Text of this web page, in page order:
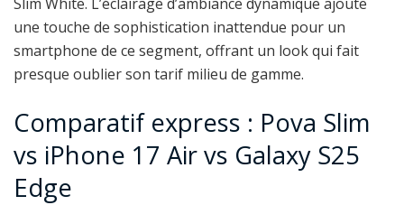
une touche de sophistication inattendue pour un
smartphone de ce segment, offrant un look qui fait
presque oublier son tarif milieu de gamme.
Comparatif express : Pova Slim
vs iPhone 17 Air vs Galaxy S25
Edge